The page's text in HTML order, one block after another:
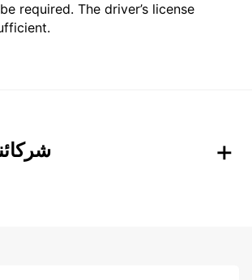
required. The driver’s license